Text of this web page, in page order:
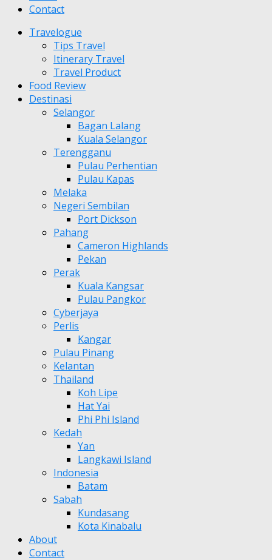
Contact
Travelogue
Tips Travel
Itinerary Travel
Travel Product
Food Review
Destinasi
Selangor
Bagan Lalang
Kuala Selangor
Terengganu
Pulau Perhentian
Pulau Kapas
Melaka
Negeri Sembilan
Port Dickson
Pahang
Cameron Highlands
Pekan
Perak
Kuala Kangsar
Pulau Pangkor
Cyberjaya
Perlis
Kangar
Pulau Pinang
Kelantan
Thailand
Koh Lipe
Hat Yai
Phi Phi Island
Kedah
Yan
Langkawi Island
Indonesia
Batam
Sabah
Kundasang
Kota Kinabalu
About
Contact